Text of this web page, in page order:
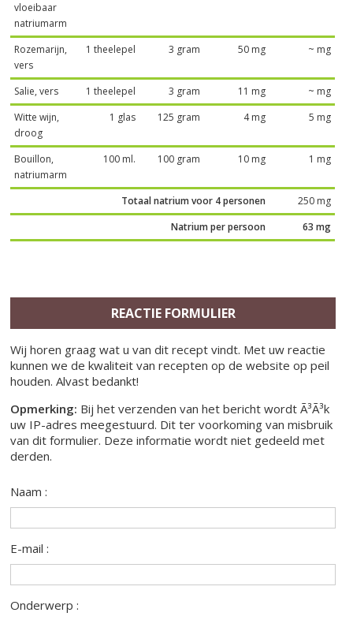
vloeibaar
natriumarm
Rozemarijn,
vers
1 theelepel 3 gram 50 mg ~ mg
Salie, vers 1 theelepel 3 gram 11 mg
~ mg
Witte wijn,
droog
1 glas 125 gram 4 mg 5 mg
Bouillon,
natriumarm
100 ml. 100 gram 10 mg 1 mg
Totaal natrium voor 4 personen
250 mg
Natrium per persoon
63 mg
REACTIE FORMULIER
Wij horen graag wat u van dit recept vindt. Met uw reactie
kunnen we de kwaliteit van recepten op de website op peil
houden. Alvast bedankt!
Opmerking: Bij het verzenden van het bericht wordt Ã³Ã³k
uw IP-adres meegestuurd. Dit ter voorkoming van misbruik
van dit formulier. Deze informatie wordt niet gedeeld met
derden.
Naam :
E-mail :
Onderwerp :